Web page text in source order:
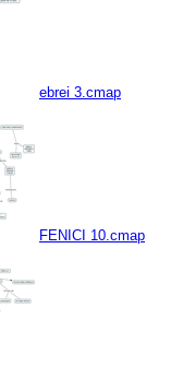
ebrei 3.cmap
FENICI 10.cmap